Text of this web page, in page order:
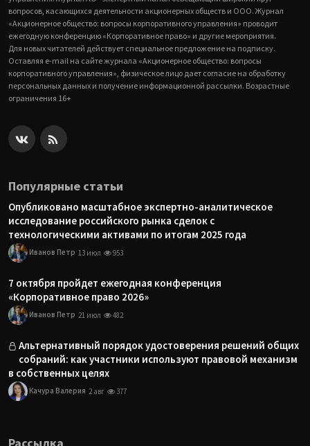
вопросов, касающихся деятельности акционерных обществ и ООО. Журнал
«Акционерное общество: вопросы корпоративного управления» проводит
ежегодную конференцию «Корпоративное право» и другие мероприятия.
Для новых читателей действует специальное предложение на подписку.
Оставляя e-mail на сайте журнала «Акционерное общество: вопросы
корпоративного управления», физическое лицо дает согласие на обработку
персональных данных и получение информационной рассылки. Возрастные
ограничения 16+
Популярные статьи
Опубликовано масштабное экспертно-аналитическое
исследование российского рынка сделок с
технологическими активами по итогам 2025 года
Иванов Петр 13 июл 953
7 октября пройдет ежегодная конференция
«Корпоративное право 2026»
Иванов Петр 21 июл 482
Альтернативный порядок удостоверения решений общих
собраний: как участники используют правовой механизм
в собственных целях
Качура Валерия 2 авг 377